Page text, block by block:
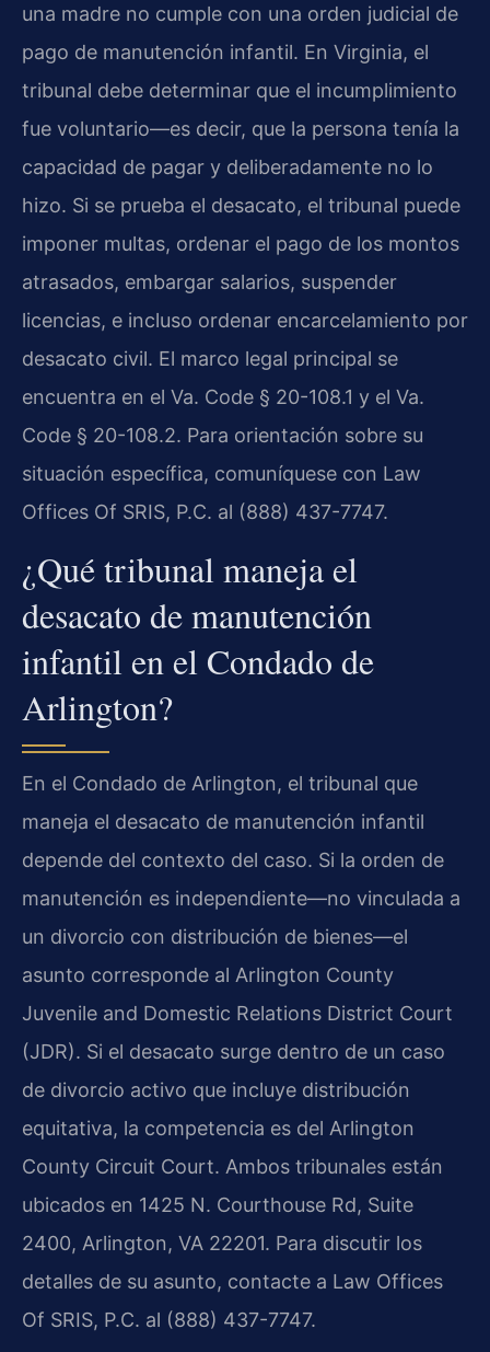
una madre no cumple con una orden judicial de
pago de manutención infantil. En Virginia, el
tribunal debe determinar que el incumplimiento
fue voluntario—es decir, que la persona tenía la
capacidad de pagar y deliberadamente no lo
hizo. Si se prueba el desacato, el tribunal puede
imponer multas, ordenar el pago de los montos
atrasados, embargar salarios, suspender
licencias, e incluso ordenar encarcelamiento por
desacato civil. El marco legal principal se
encuentra en el Va. Code § 20-108.1 y el Va.
Code § 20-108.2. Para orientación sobre su
situación específica, comuníquese con Law
Offices Of SRIS, P.C. al (888) 437-7747.
¿Qué tribunal maneja el
desacato de manutención
infantil en el Condado de
Arlington?
En el Condado de Arlington, el tribunal que
maneja el desacato de manutención infantil
depende del contexto del caso. Si la orden de
manutención es independiente—no vinculada a
un divorcio con distribución de bienes—el
asunto corresponde al Arlington County
Juvenile and Domestic Relations District Court
(JDR). Si el desacato surge dentro de un caso
de divorcio activo que incluye distribución
equitativa, la competencia es del Arlington
County Circuit Court. Ambos tribunales están
ubicados en 1425 N. Courthouse Rd, Suite
2400, Arlington, VA 22201. Para discutir los
detalles de su asunto, contacte a Law Offices
Of SRIS, P.C. al (888) 437-7747.